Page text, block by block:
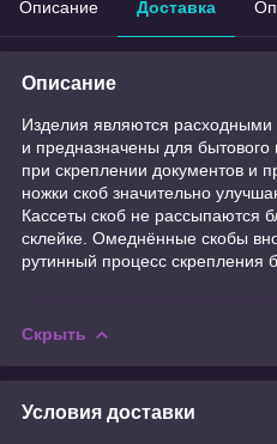
Описание Доставка
Описание
Изделия являются
и предназначены для
при скреплении документов и
ножки скоб значительно
Кассеты скоб не рассыпаются
склейке. Омеднённые скобы
рутинный процесс скрепления
Скрыть
Условия доставки